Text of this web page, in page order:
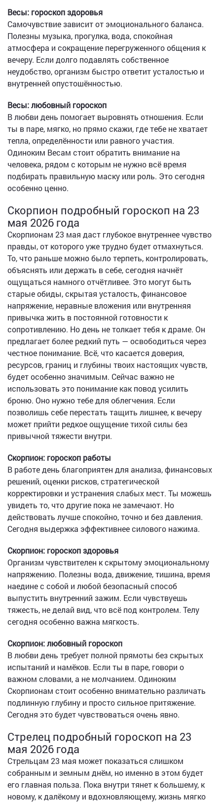
Весы: гороскоп здоровья
Самочувствие зависит от эмоционального баланса.
Полезны музыка, прогулка, вода, спокойная
атмосфера и сокращение перегруженного общения к
вечеру. Если долго подавлять собственное
неудобство, организм быстро ответит усталостью и
внутренней опустошённостью.
Весы: любовный гороскоп
В любви день помогает выровнять отношения. Если
ты в паре, мягко, но прямо скажи, где тебе не хватает
тепла, определённости или равного участия.
Одиноким Весам стоит обратить внимание на
человека, рядом с которым не нужно всё время
подбирать правильную маску или роль. Это сегодня
особенно ценно.
Скорпион подробный гороскоп на 23
мая 2026 года
Скорпионам 23 мая даст глубокое внутреннее чувство
правды, от которого уже трудно будет отмахнуться.
То, что раньше можно было терпеть, контролировать,
объяснять или держать в себе, сегодня начнёт
ощущаться намного отчётливее. Это могут быть
старые обиды, скрытая усталость, финансовое
напряжение, неравные вложения или внутренняя
привычка жить в постоянной готовности к
сопротивлению. Но день не толкает тебя к драме. Он
предлагает более редкий путь — освободиться через
честное понимание. Всё, что касается доверия,
ресурсов, границ и глубины твоих настоящих чувств,
будет особенно значимым. Сейчас важно не
использовать это понимание как повод усилить
броню. Оно нужно тебе для облегчения. Если
позволишь себе перестать тащить лишнее, к вечеру
может прийти редкое ощущение тихой силы без
привычной тяжести внутри.
Скорпион: гороскоп работы
В работе день благоприятен для анализа, финансовых
решений, оценки рисков, стратегической
корректировки и устранения слабых мест. Ты можешь
увидеть то, что другие пока не замечают. Но
действовать лучше спокойно, точно и без давления.
Сегодня выдержка эффективнее силового нажима.
Скорпион: гороскоп здоровья
Организм чувствителен к скрытому эмоциональному
напряжению. Полезны вода, движение, тишина, время
наедине с собой и любой безопасный способ
выпустить внутренний зажим. Если чувствуешь
тяжесть, не делай вид, что всё под контролем. Телу
сегодня особенно важна мягкость.
Скорпион: любовный гороскоп
В любви день требует полной прямоты без скрытых
испытаний и намёков. Если ты в паре, говори о
важном словами, а не молчанием. Одиноким
Скорпионам стоит особенно внимательно различать
подлинную глубину и просто сильное притяжение.
Сегодня это будет чувствоваться очень явно.
Стрелец подробный гороскоп на 23
мая 2026 года
Стрельцам 23 мая может показаться слишком
собранным и земным днём, но именно в этом будет
его главная польза. Пока внутри тянет к большему, к
новому, к далёкому и вдохновляющему, жизнь мягко